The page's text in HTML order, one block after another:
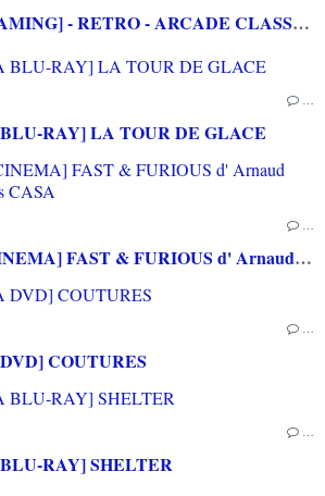
[REVUE LIVRE GAMING] - RETRO - ARCADE CLASSICS - La grande histoire des bornes de jeux vidéo aux éditions CASA
…
RAY] LA TOUR DE GLACE
…
[REVUE LIVRE CINEMA] FAST & FURIOUS d' Arnaud BRIAND aux éditions CASA
…
COUTURES
…
RAY] SHELTER